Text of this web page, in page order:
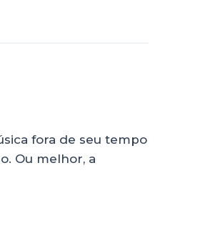
fora de seu tempo
Ou melhor, a